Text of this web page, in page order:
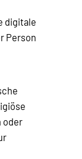
digitale
Person
oder